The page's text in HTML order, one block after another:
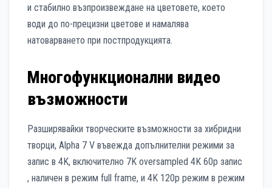
и стабилно възпроизвеждане на цветовете, което
води до по-прецизни цветове и намалява
натоварването при постпродукцията.
Многофункционални видео
възможности
Разширявайки творческите възможности за хибридни
творци, Alpha 7 V въвежда допълнителни режими за
запис в 4K, включително 7K oversampled 4K 60p запис
, наличен в режим full frame, и 4K 120p режим в режим